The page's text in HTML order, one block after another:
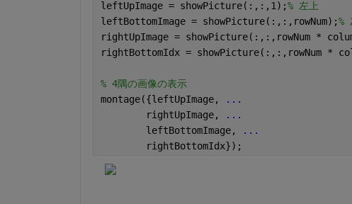
leftUpImage = showPicture(:,:,1);% 左上
leftBottomImage = showPicture(:,:,rowNum);%
rightUpImage = showPicture(:,:,rowNum *
rightBottomIdx = showPicture(:,:,rowNum *
% 4隅の画像の表示
montage({leftUpImage,
...
        rightUpImage,
...
        leftBottomImage,
...
        rightBottomIdx});